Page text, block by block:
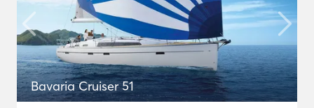
Bavaria Cruiser 51